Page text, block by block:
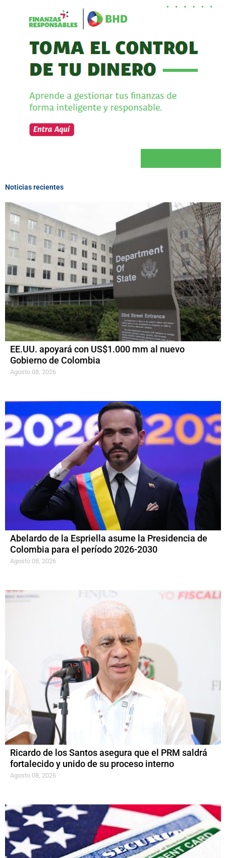
Noticias recientes
EE.UU. apoyará con US$1.000 mm al nuevo
Gobierno de Colombia
Agosto 08, 2026
Abelardo de la Espriella asume la Presidencia de
Colombia para el período 2026-2030
Agosto 08, 2026
Ricardo de los Santos asegura que el PRM saldrá
fortalecido y unido de su proceso interno
Agosto 08, 2026